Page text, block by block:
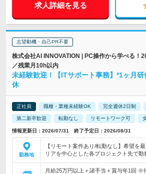
求人詳細を見る
志望動機・自己PR不要
株式会社AI INNOVATION | PC操作から学べる！
／残業月10h以内
未経験歓迎！【ITサポート事務】*1ヶ月
休
正社員 職種・業種未経験OK 完全週休2日制
第二新卒歓迎 転勤なし リモートワーク可
情報更新日：2026/07/31 終了予定日：2026/08/31
勤務地
【リモート案件あり/転勤なし】希望を
リアを中心とした各プロジェクト先で勤
月給25万円以上＋諸手当＋賞与年1回 ※